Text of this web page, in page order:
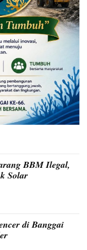
BBM Ilegal,
Solar
di Banggai